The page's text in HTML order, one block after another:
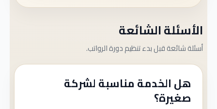
الأسئلة الشائعة
أسئلة شائعة قبل بدء تنظيم دورة الرواتب.
هل الخدمة مناسبة لشركة
صغيرة؟